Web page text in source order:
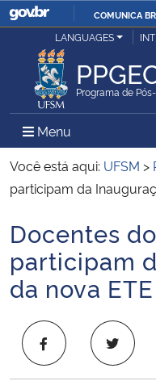
COMUNICA BR
Ministério da Justiça e Segurança
Ministério da Defesa
Ministério das Relações
Ministério da Infraestrutura
Ministério da Agricultura,
Ministério da Educação
LANGUAGES
Programa de
Menu Menu
Você está aqui: UFSM >
participam da
Início do conteúdo
Docentes
participam
da nova